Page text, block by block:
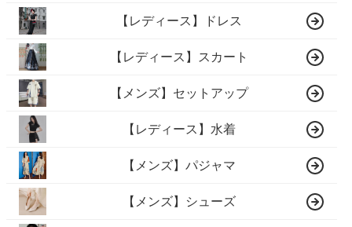
【レディース】ドレス
【レディース】スカート
【メンズ】セットアップ
【レディース】水着
【メンズ】パジャマ
【メンズ】シューズ